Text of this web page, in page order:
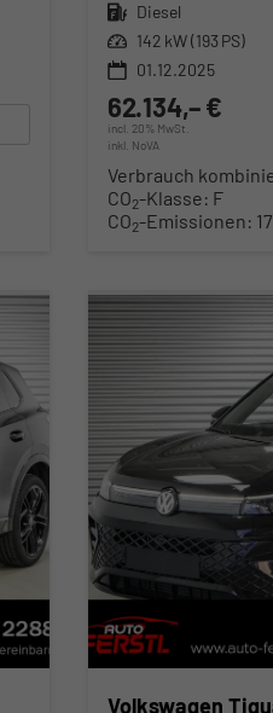
Kraftstoff Diesel
Leistung 142 kW (193 PS)
01.12.2025
62.134,– €
incl. 20% MwSt.
inkl. NoVA
Verbrauch
CO2-Klasse: F
CO2-Emissionen:
Volkswagen